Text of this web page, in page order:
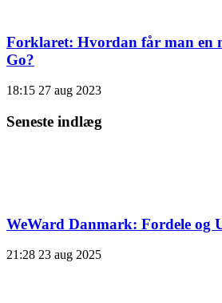
Forklaret: Hvordan får man en
Go?
18:15 27 aug 2023
Seneste indlæg
WeWard Danmark: Fordele og
21:28 23 aug 2025